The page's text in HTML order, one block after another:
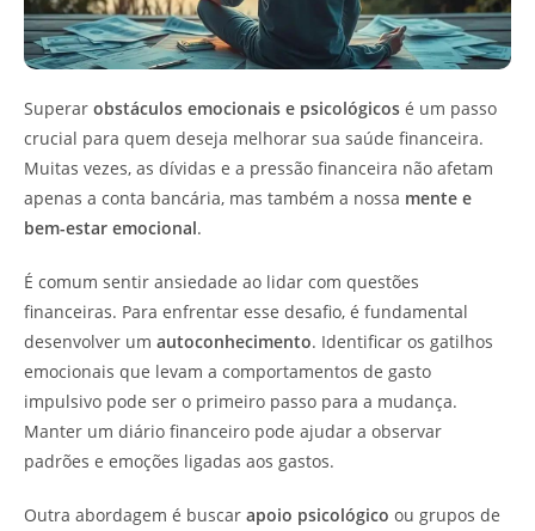
Superar obstáculos emocionais e psicológicos é um passo
crucial para quem deseja melhorar sua saúde financeira.
Muitas vezes, as dívidas e a pressão financeira não afetam
apenas a conta bancária, mas também a nossa mente e
bem-estar emocional.
É comum sentir ansiedade ao lidar com questões
financeiras. Para enfrentar esse desafio, é fundamental
desenvolver um autoconhecimento. Identificar os gatilhos
emocionais que levam a comportamentos de gasto
impulsivo pode ser o primeiro passo para a mudança.
Manter um diário financeiro pode ajudar a observar
padrões e emoções ligadas aos gastos.
Outra abordagem é buscar apoio psicológico ou grupos de